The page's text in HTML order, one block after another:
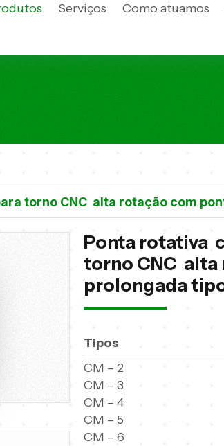
Serviços Como atuamos
torno CNC alta rotação com
Ponta rotativa
torno CNC alta
prolongada
Tipos
CM – 2
CM – 3
CM – 4
CM – 5
CM – 6